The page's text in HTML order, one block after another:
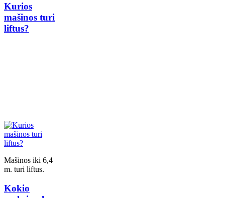
Kurios
mašinos turi
liftus?
Mašinos iki 6,4
m. turi liftus.
Kokio